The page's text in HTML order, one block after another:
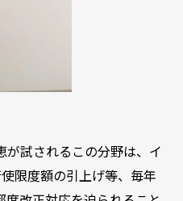
試されるこの分野は、イ
限度額の引上げ等、毎年